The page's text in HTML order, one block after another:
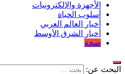
الأجهزة والإلكترونيات
أسلوب الحياة
أخبار العالم العربي
أخبار الشرق الأوسط
صحة
البحث عن: